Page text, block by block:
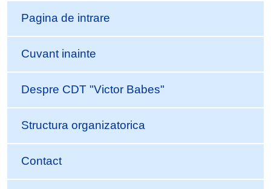
Pagina de intrare
Cuvant inainte
Despre CDT "Victor Babes"
Structura organizatorica
Contact